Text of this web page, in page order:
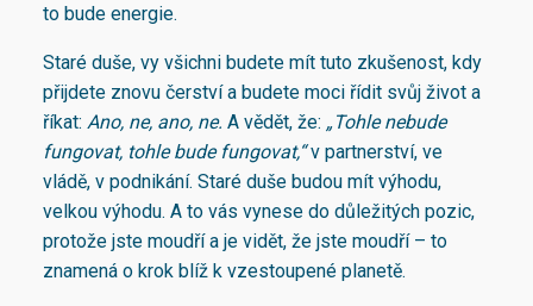
to bude energie.
Staré duše, vy všichni budete mít tuto zkušenost, kdy
přijdete znovu čerství a budete moci řídit svůj život a
říkat: Ano, ne, ano, ne. A vědět, že: „Tohle nebude
fungovat, tohle bude fungovat,“v partnerství, ve
vládě, v podnikání. Staré duše budou mít výhodu,
velkou výhodu. A to vás vynese do důležitých pozic,
protože jste moudří a je vidět, že jste moudří – to
znamená o krok blíž k vzestoupené planetě.